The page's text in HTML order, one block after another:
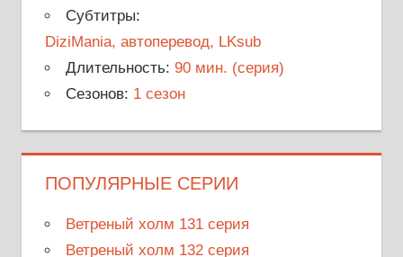
Субтитры:
DiziMania, автоперевод, LKsub
Длительность: 90 мин. (серия)
Сезонов: 1 сезон
ПОПУЛЯРНЫЕ СЕРИИ
Ветреный холм 131 серия
Ветреный холм 132 серия